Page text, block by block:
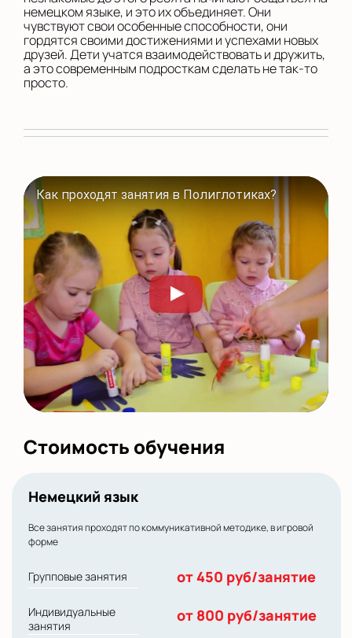
немецком языке, и это их объединяет. Они
чувствуют свои особенные способности, они
гордятся своими достижениями и успехами новых
друзей. Дети учатся взаимодействовать и дружить,
а это современным подросткам сделать не так-то
просто.
Как проходят занятия в Полиглотиках?
Стоимость обучения
Немецкий язык
Все занятия проходят по коммуникативной методике, в игровой
форме
Групповые занятия от 450 руб/занятие
Индивидуальные
занятия
от 800 руб/занятие